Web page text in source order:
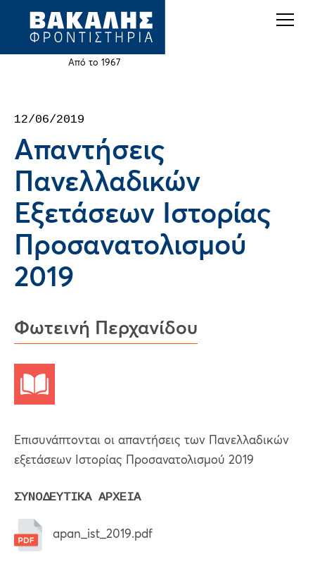
Jump
Από το 1967
top
12/06/2019
Απαντήσεις
Πανελλαδικών
Εξετάσεων Ιστορίας
Προσανατολισμού
2019
Φωτεινή Περχανίδου
Επισυνάπτονται οι απαντήσεις των Πανελλαδικών
εξετάσεων Ιστορίας Προσανατολισμού 2019
ΣΥΝΟΔΕΥΤΙΚΑ ΑΡΧΕΙΑ
apan_ist_2019.pdf